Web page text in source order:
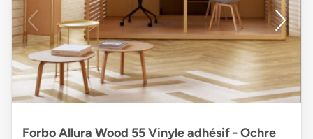
Forbo Allura Wood 55 Vinyle adhésif - Ochre